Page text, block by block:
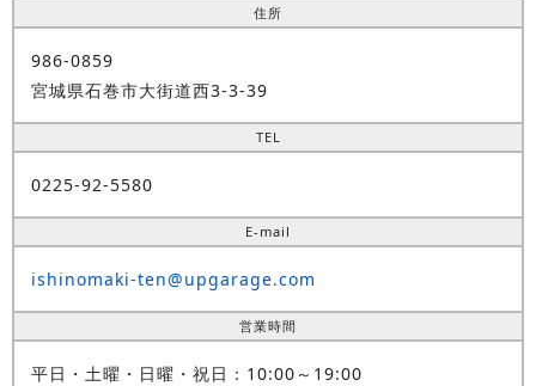
住所
986-0859
宮城県石巻市大街道西3-3-39
TEL
0225-92-5580
E-mail
ishinomaki-ten@upgarage.com
営業時間
平日・土曜・日曜・祝日：10:00～19:00